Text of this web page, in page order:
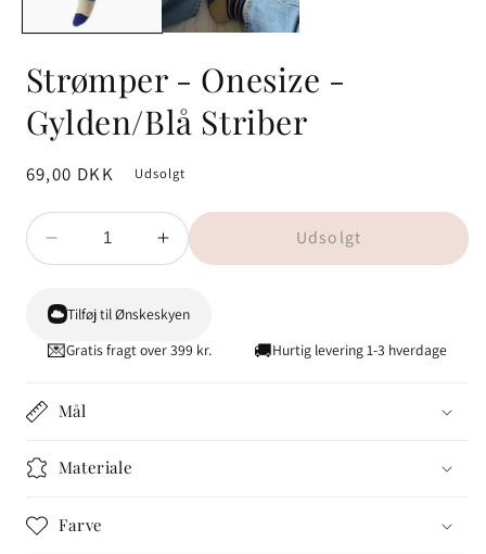
Strømper - Onesize -
Gylden/Blå Striber
Normalpris
69,00 DKK Udsolgt
Reducer
antallet
Strømper
-
Gylden/Blå
Øg
antallet
Strømper
-
Udsolgt
Tilføj til Ønskeskyen
💌Gratis fragt over 399 kr. 🚚Hurtig levering 1-3 hverdage
Mål
Materiale
Farve